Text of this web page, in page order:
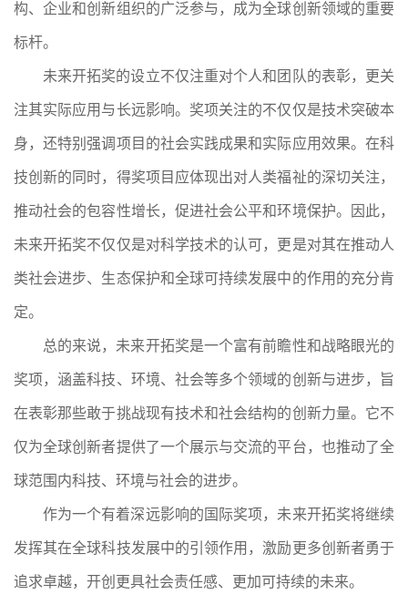
构、企业和创新组织的广泛参与，成为全球创新领域的重要
标杆。
未来开拓奖的设立不仅注重对个人和团队的表彰，更关
注其实际应用与长远影响。奖项关注的不仅仅是技术突破本
身，还特别强调项目的社会实践成果和实际应用效果。在科
技创新的同时，得奖项目应体现出对人类福祉的深切关注，
推动社会的包容性增长，促进社会公平和环境保护。因此，
未来开拓奖不仅仅是对科学技术的认可，更是对其在推动人
类社会进步、生态保护和全球可持续发展中的作用的充分肯
定。
总的来说，未来开拓奖是一个富有前瞻性和战略眼光的
奖项，涵盖科技、环境、社会等多个领域的创新与进步，旨
在表彰那些敢于挑战现有技术和社会结构的创新力量。它不
仅为全球创新者提供了一个展示与交流的平台，也推动了全
球范围内科技、环境与社会的进步。
作为一个有着深远影响的国际奖项，未来开拓奖将继续
发挥其在全球科技发展中的引领作用，激励更多创新者勇于
追求卓越，开创更具社会责任感、更加可持续的未来。